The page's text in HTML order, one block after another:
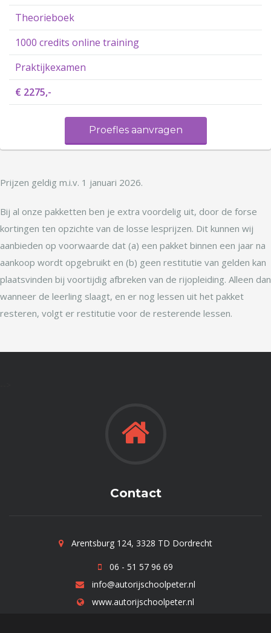
Theorieboek
1000 credits online training
Praktijkexamen
€ 2275,-
Proefles aanvragen
Prijzen geldig m.i.v. 1 januari 2026.
Bij al onze pakketten ben je extra voordelig uit, door de forse
kortingen ten opzichte van de losse lesprijzen. Dit kunnen wij
aanbieden op voorwaarde dat (a) een pakket binnen een jaar na
aankoop wordt opgebruikt en (b) geen restitutie van gelden kan
plaatsvinden bij voortijdig afbreken van de rijopleiding. Alleen dan
wanneer de leerling slaagt, en er nog lessen uit het pakket
resteren, volgt er restitutie voor de resterende lessen.
Contact
Arentsburg 124, 3328 TD Dordrecht
06 - 51 57 96 69
info@autorijschoolpeter.nl
www.autorijschoolpeter.nl